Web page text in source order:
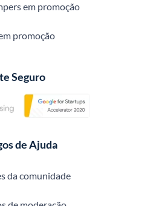
em promoção
promoção
Seguro
de Ajuda
da comunidade